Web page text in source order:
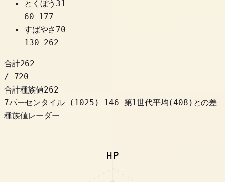
とくぼう 31
60–177
すばやさ 70
130–262
合計262
/ 720
合計種族値262
7パーセンタイル
( 1025 ) -146 第1世代平均(408)との差
種族値レーダー
HP